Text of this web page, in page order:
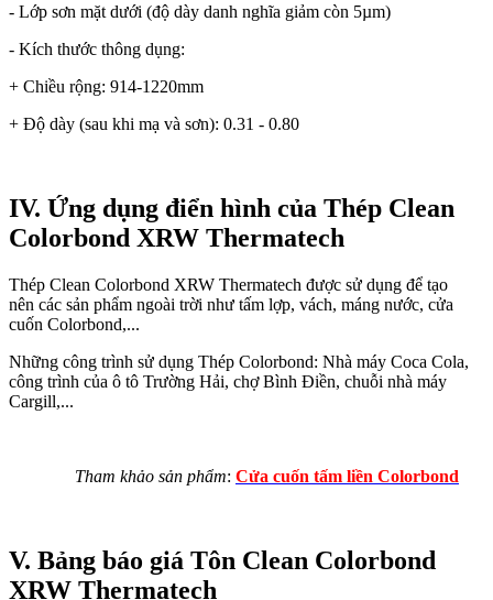
- Lớp sơn mặt dưới (độ dày danh nghĩa giảm còn 5µm)
- Kích thước thông dụng:
+ Chiều rộng: 914-1220mm
+ Độ dày (sau khi mạ và sơn): 0.31 - 0.80
IV. Ứng dụng điển hình của Thép Clean
Colorbond XRW Thermatech
Thép Clean Colorbond XRW Thermatech được sử dụng để tạo
nên các sản phẩm ngoài trời như tấm lợp, vách, máng nước, cửa
cuốn Colorbond,...
Những công trình sử dụng Thép Colorbond: Nhà máy Coca Cola,
công trình của ô tô Trường Hải, chợ Bình Điền, chuỗi nhà máy
Cargill,...
Tham khảo sản phẩm: Cửa cuốn tấm liền Colorbond
V. Bảng báo giá Tôn Clean Colorbond
XRW Thermatech